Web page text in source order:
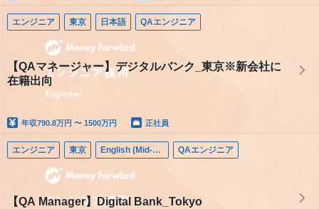
エンジニア 東京 日本語 QAエンジニア
【QAマネージャー】デジタルバンク_東京※新会社に
在籍出向
年収790.8万円 〜 1500万円 正社員
エンジニア 東京 English (Mid-career) QAエンジニア
【QA Manager】Digital Bank_Tokyo